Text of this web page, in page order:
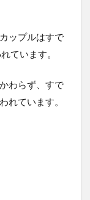
ップルはすで
ています。
わらず、すで
れています。